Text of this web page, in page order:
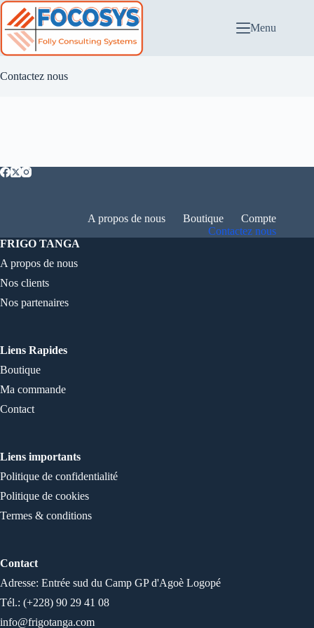
Passer
contenu
Menu
Contactez nous
A propos de nous Boutique
Compte
Contactez nous
FRIGO TANGA
A propos de nous
Nos clients
Nos partenaires
Liens Rapides
Boutique
Ma commande
Contact
Liens importants
Politique de confidentialité
Politique de cookies
Termes & conditions
Contact
Adresse: Entrée sud du Camp GP d'Agoè Logopé
Tél.: (+228) 90 29 41 08
info@frigotanga.com